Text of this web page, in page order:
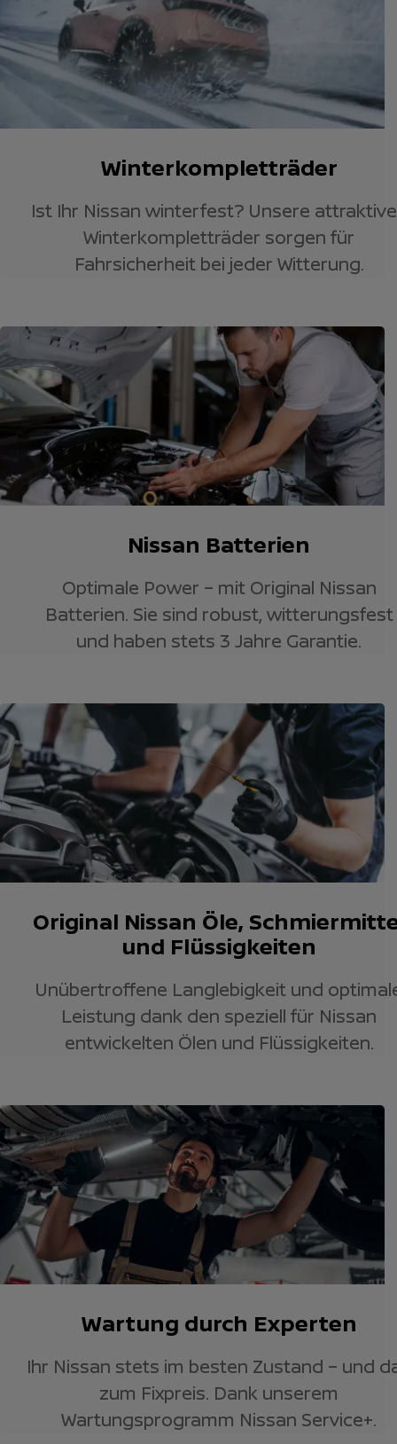
Winterkompletträder
Ist Ihr Nissan winterfest? Unsere
Winterkompletträder sorgen für
Fahrsicherheit bei jeder Witterung.
Nissan Batterien
Optimale Power – mit Original Nissan
Batterien. Sie sind robust, witterungsfest
und haben stets 3 Jahre Garantie.
Original Nissan Öle,
und Flüssigkeiten
Unübertroffene Langlebigkeit und
Leistung dank den speziell für Nissan
entwickelten Ölen und Flüssigkeiten.
Wartung durch Experten
Ihr Nissan stets im besten Zustand – und
zum Fixpreis. Dank unserem
Wartungsprogramm Nissan Service+.